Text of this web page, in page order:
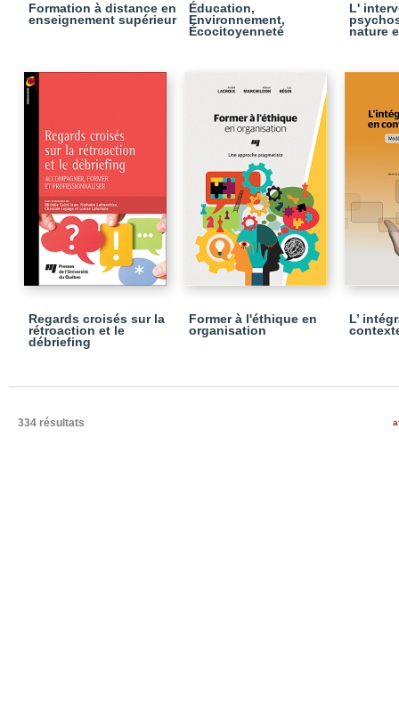
Formation à distance en
enseignement supérieur
Éducation,
Environnement,
Écocitoyenneté
L'
nature
Regards croisés sur la
rétroaction et le
débriefing
Former à l'éthique en
organisation
L’
334 résultats